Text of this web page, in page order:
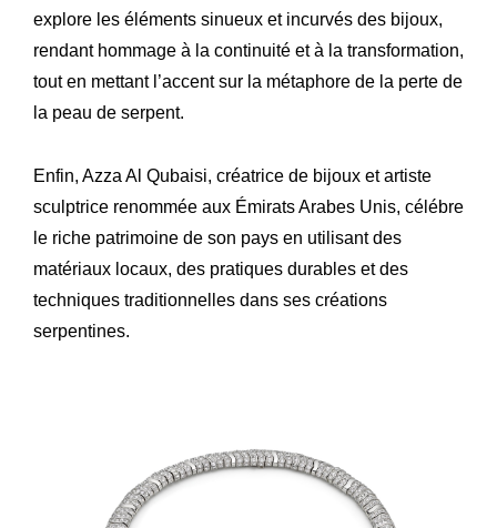
explore les éléments sinueux et incurvés des bijoux,
rendant hommage à la continuité et à la transformation,
tout en mettant l’accent sur la métaphore de la perte de
la peau de serpent.
Enfin, Azza Al Qubaisi, créatrice de bijoux et artiste
sculptrice renommée aux Émirats Arabes Unis, célébre
le riche patrimoine de son pays en utilisant des
matériaux locaux, des pratiques durables et des
techniques traditionnelles dans ses créations
serpentines.